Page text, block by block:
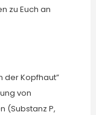
zu Euch an
der Kopfhaut”
von
(Substanz P,